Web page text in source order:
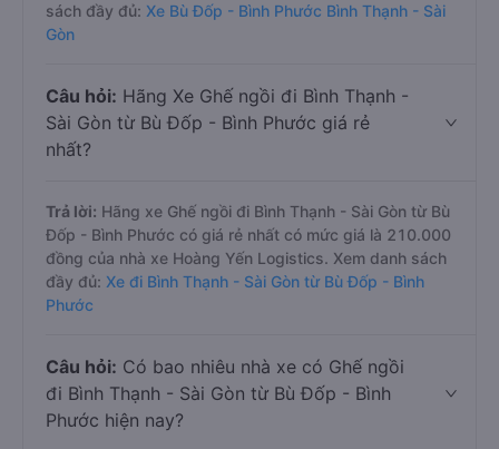
sách đầy đủ: Xe Bù Đốp - Bình Phước Bình Thạnh - Sài
Gòn
Câu hỏi: Hãng Xe Ghế ngồi đi Bình Thạnh -
Sài Gòn từ Bù Đốp - Bình Phước giá rẻ
nhất?
Trả lời: Hãng xe Ghế ngồi đi Bình Thạnh - Sài Gòn từ Bù
Đốp - Bình Phước có giá rẻ nhất có mức giá là 210.000
đồng của nhà xe Hoàng Yến Logistics. Xem danh sách
đầy đủ: Xe đi Bình Thạnh - Sài Gòn từ Bù Đốp - Bình
Phước
Câu hỏi: Có bao nhiêu nhà xe có Ghế ngồi
đi Bình Thạnh - Sài Gòn từ Bù Đốp - Bình
Phước hiện nay?